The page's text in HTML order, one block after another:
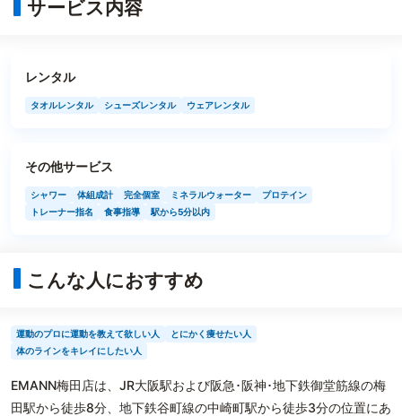
サービス内容
レンタル
タオルレンタル シューズレンタル ウェアレンタル
その他サービス
シャワー 体組成計 完全個室 ミネラルウォーター
プロテイン
トレーナー指名
食事指導 駅から5分以内
こんな人におすすめ
運動のプロに運動を教えて欲しい人
とにかく痩せたい人
体のラインをキレイにしたい人
EMANN梅田店は、JR大阪駅および阪急･阪神･地下鉄御堂筋線の梅
田駅から徒歩8分、地下鉄谷町線の中崎町駅から徒歩3分の位置にあ